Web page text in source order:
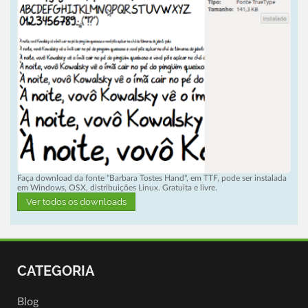
Faça download da fonte "Barbara Tostes Hand", em TTF, pode ser instalada
em Windows, OSX, distribuições Linux. Gratuita e livre.
Ver todos os downloads
CATEGORIA
Blog